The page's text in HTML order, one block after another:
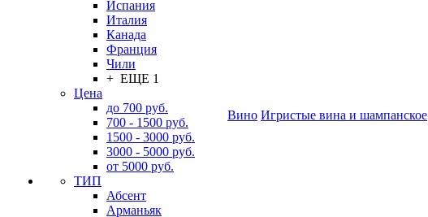
Испания
Италия
Канада
Франция
Чили
+ ЕЩЕ 1
Цена
до 700 руб.
700 - 1500 руб.
1500 - 3000 руб.
3000 - 5000 руб.
от 5000 руб.
ТИП
Абсент
Арманьяк
Вино Игристые вина и шампанское